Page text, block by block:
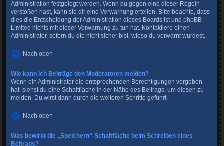
Administration festgelegt werden. Wenn du gegen eine dieser Regeln
verstoßen hast, kann sie dir eine Verwarnung erteilen. Bitte beachte, dass
dies die Entscheidung der Administration dieses Boards ist und phpBB
Limited nichts mit dieser Verwarnung zu tun hat. Kontaktiere einen
Administrator, sofern du die nicht sicher bist, wieso du verwarnt wurdest.
Nach oben
Wie kann ich Beiträge den Moderatoren melden?
Wenn ein Administrator die entsprechenden Berechtigungen vergeben
hat, siehst du eine Schaltfläche in der Nähe des Beitrags, um diesen zu
melden. Du wirst dann durch die weiteren Schritte geführt.
Nach oben
Was bewirkt die „Speichern“-Schaltfläche beim Schreiben eines
Beitrags?